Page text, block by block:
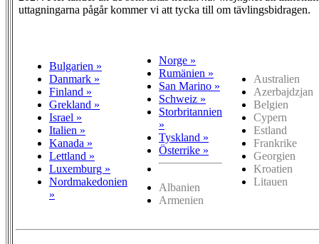
uttagningarna pågår kommer vi att tycka till om tävlingsbidragen.
Bulgarien »
Danmark »
Finland »
Grekland »
Israel »
Italien »
Kanada »
Lettland »
Luxemburg »
Nordmakedonien
»
Norge »
Rumänien »
San Marino »
Schweiz »
Storbritannien
»
Tyskland »
Österrike »
Albanien
Armenien
Australien
Azerbajdzjan
Belgien
Cypern
Estland
Frankrike
Georgien
Kroatien
Litauen